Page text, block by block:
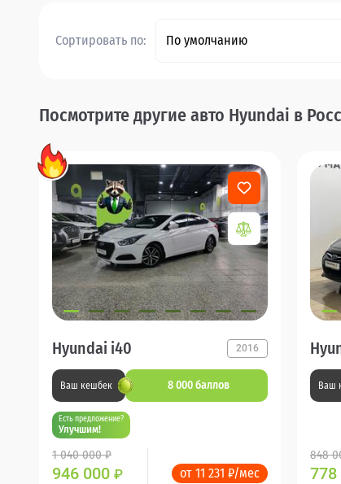
Сортировать по: По умолчанию
Посмотрите другие авто Hyundai в
Hyundai i40 2016
Ваш кешбек 8 000 баллов
Есть предложение?
Улучшим!
1 040 000 ₽
946 000 ₽ от 11 231 ₽/мес
Ваш
848
778